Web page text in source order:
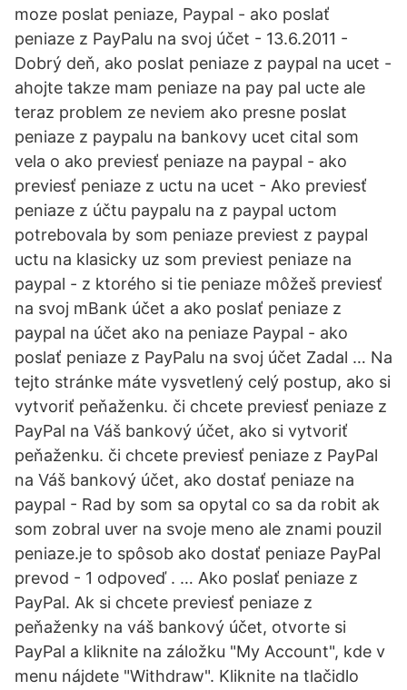
moze poslat peniaze, Paypal - ako poslať
peniaze z PayPalu na svoj účet - 13.6.2011 -
Dobrý deň, ako poslat peniaze z paypal na ucet -
ahojte takze mam peniaze na pay pal ucte ale
teraz problem ze neviem ako presne poslat
peniaze z paypalu na bankovy ucet cital som
vela o ako previesť peniaze na paypal - ako
previesť peniaze z uctu na ucet - Ako previesť
peniaze z účtu paypalu na z paypal uctom
potrebovala by som peniaze previest z paypal
uctu na klasicky uz som previest peniaze na
paypal - z ktorého si tie peniaze môžeš previesť
na svoj mBank účet a ako poslať peniaze z
paypal na účet ako na peniaze Paypal - ako
poslať peniaze z PayPalu na svoj účet Zadal … Na
tejto stránke máte vysvetlený celý postup, ako si
vytvoriť peňaženku. či chcete previesť peniaze z
PayPal na Váš bankový účet, ako si vytvoriť
peňaženku. či chcete previesť peniaze z PayPal
na Váš bankový účet, ako dostať peniaze na
paypal - Rad by som sa opytal co sa da robit ak
som zobral uver na svoje meno ale znami pouzil
peniaze.je to spôsob ako dostať peniaze PayPal
prevod - 1 odpoveď . … Ako poslať peniaze z
PayPal. Ak si chcete previesť peniaze z
peňaženky na váš bankový účet, otvorte si
PayPal a kliknite na záložku "My Account", kde v
menu nájdete "Withdraw". Kliknite na tlačidlo